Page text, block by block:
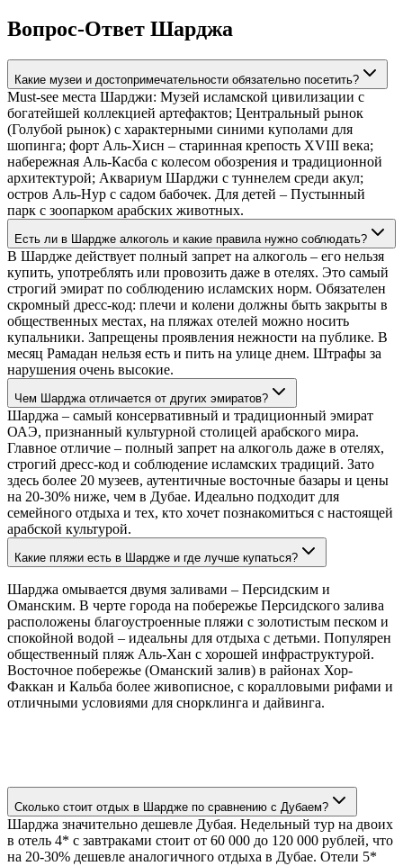
Вопрос-Ответ Шарджа
Какие музеи и достопримечательности обязательно посетить?
Must-see места Шарджи: Музей исламской цивилизации с
богатейшей коллекцией артефактов; Центральный рынок
(Голубой рынок) с характерными синими куполами для
шопинга; форт Аль-Хисн – старинная крепость XVIII века;
набережная Аль-Касба с колесом обозрения и традиционной
архитектурой; Аквариум Шарджи с туннелем среди акул;
остров Аль-Нур с садом бабочек. Для детей – Пустынный
парк с зоопарком арабских животных.
Есть ли в Шардже алкоголь и какие правила нужно соблюдать?
В Шардже действует полный запрет на алкоголь – его нельзя
купить, употреблять или провозить даже в отелях. Это самый
строгий эмират по соблюдению исламских норм. Обязателен
скромный дресс-код: плечи и колени должны быть закрыты в
общественных местах, на пляжах отелей можно носить
купальники. Запрещены проявления нежности на публике. В
месяц Рамадан нельзя есть и пить на улице днем. Штрафы за
нарушения очень высокие.
Чем Шарджа отличается от других эмиратов?
Шарджа – самый консервативный и традиционный эмират
ОАЭ, признанный культурной столицей арабского мира.
Главное отличие – полный запрет на алкоголь даже в отелях,
строгий дресс-код и соблюдение исламских традиций. Зато
здесь более 20 музеев, аутентичные восточные базары и цены
на 20-30% ниже, чем в Дубае. Идеально подходит для
семейного отдыха и тех, кто хочет познакомиться с настоящей
арабской культурой.
Какие пляжи есть в Шардже и где лучше купаться?
Шарджа омывается двумя заливами – Персидским и
Оманским. В черте города на побережье Персидского залива
расположены благоустроенные пляжи с золотистым песком и
спокойной водой – идеальны для отдыха с детьми. Популярен
общественный пляж Аль-Хан с хорошей инфраструктурой.
Восточное побережье (Оманский залив) в районах Хор-
Факкан и Кальба более живописное, с коралловыми рифами и
отличными условиями для снорклинга и дайвинга.
Сколько стоит отдых в Шардже по сравнению с Дубаем?
Шарджа значительно дешевле Дубая. Недельный тур на двоих
в отель 4* с завтраками стоит от 60 000 до 120 000 рублей, что
на 20-30% дешевле аналогичного отдыха в Дубае. Отели 5*